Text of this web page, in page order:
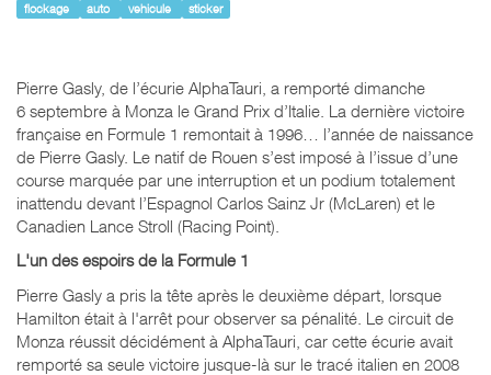
flockage auto vehicule sticker
Pierre Gasly, de l’écurie AlphaTauri, a remporté dimanche
6 septembre à Monza le Grand Prix d’Italie. La dernière victoire
française en Formule 1 remontait à 1996… l’année de naissance
de Pierre Gasly. Le natif de Rouen s’est imposé à l’issue d’une
course marquée par une interruption et un podium totalement
inattendu devant l’Espagnol Carlos Sainz Jr (McLaren) et le
Canadien Lance Stroll (Racing Point).
L'un des espoirs de la Formule 1
Pierre Gasly a pris la tête après le deuxième départ, lorsque
Hamilton était à l'arrêt pour observer sa pénalité. Le circuit de
Monza réussit décidément à AlphaTauri, car cette écurie avait
remporté sa seule victoire jusque-là sur le tracé italien en 2008